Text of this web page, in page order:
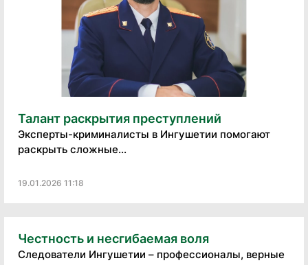
Талант раскрытия преступлений
Эксперты-криминалисты в Ингушетии помогают
раскрыть сложные...
19.01.2026 11:18
Честность и несгибаемая воля
Следователи Ингушетии – профессионалы, верные